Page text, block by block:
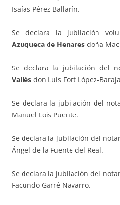
Isaías Pérez Ballarín.
Se declara la jubilación
Azuqueca de Henares doña
Se declara la jubilación del
Vallès don Luis Fort López-
Se declara la jubilación del
Manuel Lois Puente.
Se declara la jubilación del
Ángel de la Fuente del Real.
Se declara la jubilación del
Facundo Garré Navarro.